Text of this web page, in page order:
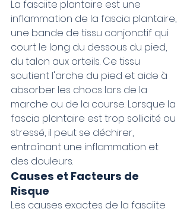
La fasciite plantaire est une
inflammation de la fascia plantaire,
une bande de tissu conjonctif qui
court le long du dessous du pied,
du talon aux orteils. Ce tissu
soutient l'arche du pied et aide à
absorber les chocs lors de la
marche ou de la course. Lorsque la
fascia plantaire est trop sollicité ou
stressé, il peut se déchirer,
entraînant une inflammation et
des douleurs.
Causes et Facteurs de
Risque
Les causes exactes de la fasciite